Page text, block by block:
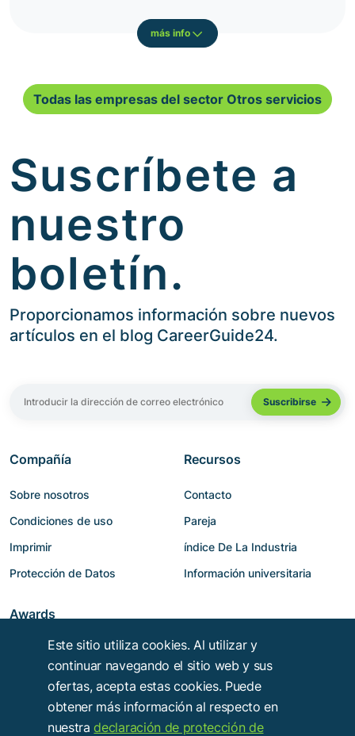
más info
Todas las empresas del sector Otros servicios
Suscríbete a
nuestro
boletín.
Proporcionamos información sobre nuevos
artículos en el blog CareerGuide24.
Compañía
Sobre nosotros
Condiciones de uso
Imprimir
Protección de Datos
Recursos
Contacto
Pareja
índice De La Industria
Información universitaria
Awards
Este sitio utiliza cookies. Al utilizar y
continuar navegando el sitio web y sus
ofertas, acepta estas cookies. Puede
obtener más información al respecto en
nuestradeclaración de protección de